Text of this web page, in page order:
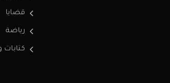
قضايا
رياضة
كتابات